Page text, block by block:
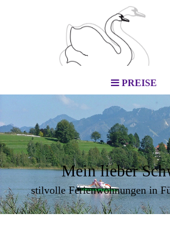
PREISE
Mein lieber
stilvolle Ferienwohnungen in